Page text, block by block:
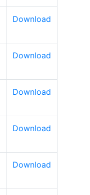
Download
Download
Download
Download
Download